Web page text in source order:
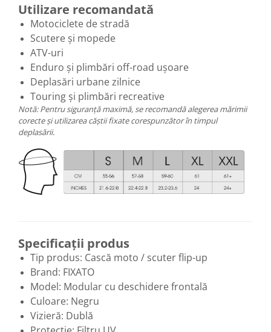
Utilizare recomandată
Motociclete de stradă
Scutere și mopede
ATV-uri
Enduro și plimbări off-road ușoare
Deplasări urbane zilnice
Touring și plimbări recreative
Notă: Pentru siguranță maximă, se recomandă alegerea mărimii
corecte și utilizarea căștii fixate corespunzător în timpul
deplasării.
Specificații produs
Tip produs: Cască moto / scuter flip-up
Brand: FIXATO
Model: Modular cu deschidere frontală
Culoare: Negru
Vizieră: Dublă